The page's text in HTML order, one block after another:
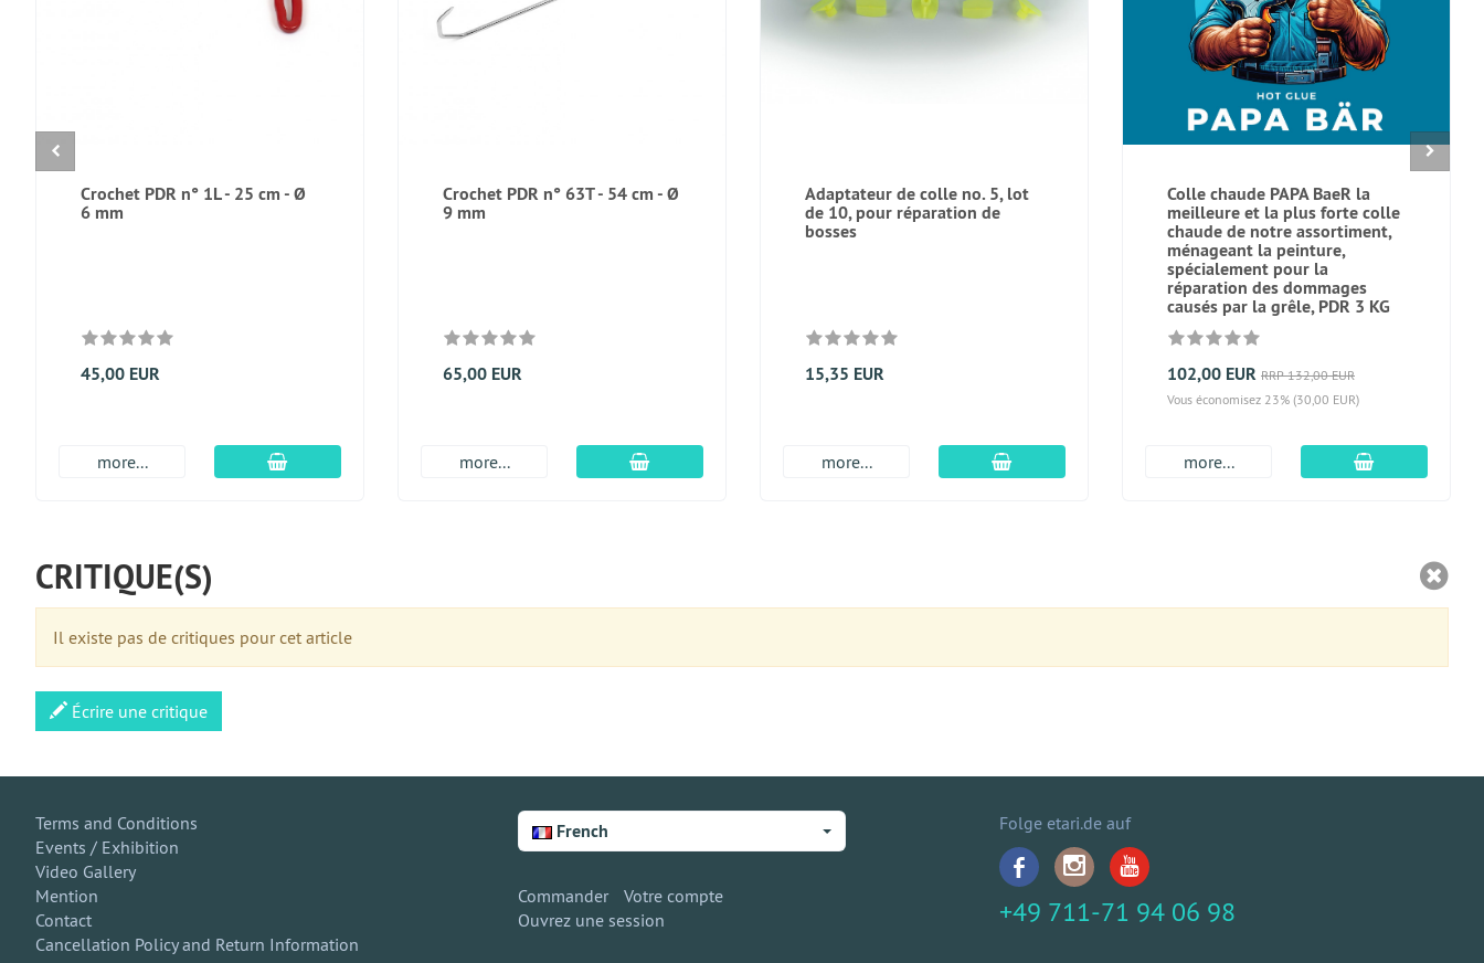
Crochet PDR n° 1L - 25 cm - Ø
6 mm
45,00 EUR
more... Ajouter au panier
Crochet PDR n° 63T - 54 cm - Ø
9 mm
65,00 EUR
more... Ajouter au panier
Adaptateur de colle no. 5, lot
de 10, pour réparation de
bosses
15,35 EUR
more... Ajouter au panier
Colle chaude PAPA BaeR la
meilleure et la plus forte colle
chaude de notre assortiment,
ménageant la peinture,
spécialement pour la
réparation des dommages
causés par la grêle, PDR 3 KG
102,00 EUR RRP 132,00 EUR
Vous économisez 23% (30,00 EUR)
more... Ajouter au
CRITIQUE(S)
Il existe pas de critiques pour cet article
Écrire une critique
Terms and Conditions
Events / Exhibition
Video Gallery
Mention
Contact
Cancellation Policy and Return Information
French
Commander
Votre compte
Ouvrez une session
Folge etari.de auf
+49 711-71 94 06 98